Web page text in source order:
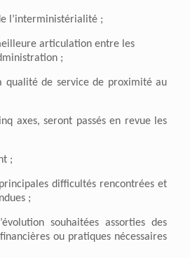
l’interministérialité ;
articulation entre les
;
qualité de service de proximité au
axes, seront passés en revue les
;
difficultés rencontrées et
;
souhaitées assorties des
ou pratiques nécessaires